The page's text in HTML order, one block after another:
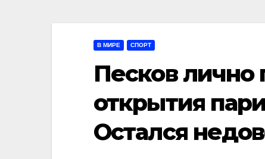
В МИРЕ СПОРТ
Песков
открытия
Остался